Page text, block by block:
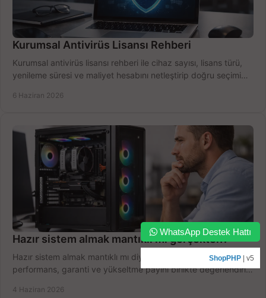
Kurumsal Antivirüs Lisansı Rehberi
Kurumsal antivirüs lisansı rehberi ile cihaz sayısı, lisans türü,
yenileme süresi ve maliyet hesabını netleştirip doğru seçimi
6 Haziran 2026
Hazır sistem almak mantıklı mı gerçekten?
Hazır sistem almak mantıklı mı diye düşünüyorsanız bütçe,
performans, garanti ve yükseltme payını birlikte değerlendirin,
4 Haziran 2026
WhatsApp Destek Hattı
ShopPHP | v5